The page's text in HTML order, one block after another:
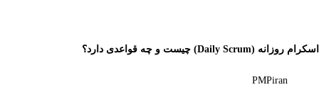
اسکرام روزانه (Daily Scrum) چیست و چه قواعدی دارد؟
PMPiran